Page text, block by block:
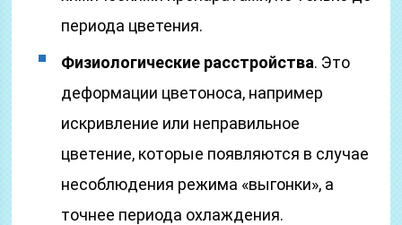
периода цветения.
Физиологические расстройства. Это
деформации цветоноса, например
искривление или неправильное
цветение, которые появляются в случае
несоблюдения режима «выгонки», а
точнее периода охлаждения.